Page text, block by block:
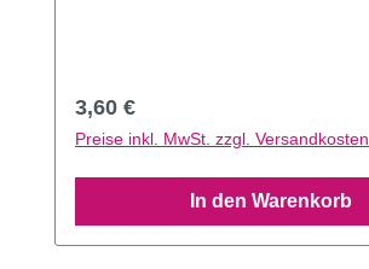
Regulärer Preis:
3,60 €
Preise inkl. MwSt. zzgl. Versandkosten
In den Warenkorb